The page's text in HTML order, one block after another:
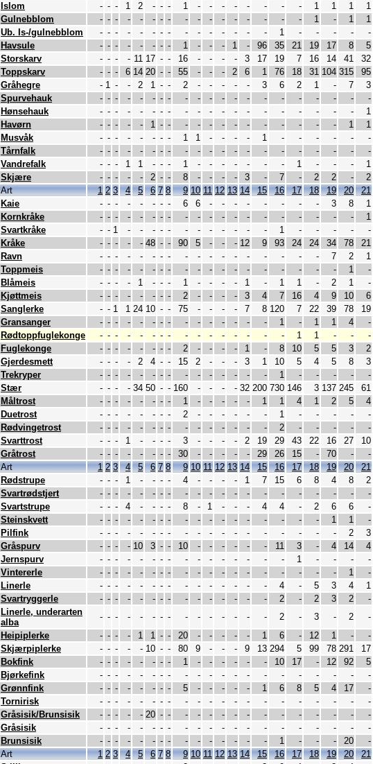
Islom - - - 1 2 - - - 1 - - - - - - - - 1 1 1 1
Gulnebblom - - - - - - - - - - - - - - - - - 1 - 1 1
Ub. Is-/gulnebblom - - - - - - - - - - - - - - - 1 - - - - -
Havsule - - - - - - - - 1 - - - 1 - 96 35 21 19 17 8 5
Storskarv - - - - 11 17 - - 16 - - - - 3 17 19 7 16 14 41 32
Toppskarv - - - 6 14 20 - - 55 - - - 2 6 1 76 18 31 104 315 95
Gråhegre - 1 - - 2 1 - - 2 - - - - - 3 6 2 1 - 7 3
Spurvehauk - - - - - - - - - - - - - - - - - - - - -
Hønsehauk - - - - - - - - - - - - - - - - - - - - 1
Havørn - - - - - 1 - - - - - - - - - - - - - 1 1
Musvåk - - - - - - - - 1 1 - - - - 1 - - - - - -
Tårnfalk - - - - - - - - - - - - - - - - - - - - -
Vandrefalk - - - 1 1 - - - 1 - - - - - - - 1 - - - 1
Skjære - - - - - 2 - - 8 - - - - 3 - 7 - 2 2 - 2
Art 1 2 3 4 5 6 7 8 9 10 11 12 13 14 15 16 17 18 19 20 21
Kaie - - - - - - - - 6 6 - - - - - - - - 3 8 1
Kornkråke - - - - - - - - - - - - - - - - - - - - 1
Svartkråke - - 1 - - - - - - - - - - - - 1 - - - - -
Kråke - - - - - 48 - - 90 5 - - - 12 9 93 24 24 34 78 21
Ravn - - - - - - - - - - - - - - - - - - 7 2 1
Toppmeis - - - - - - - - - - - - - - - - - - - 1 -
Blåmeis - - - - 1 - - - 1 - - - - 1 - 1 1 - 2 1 -
Kjøttmeis - - - - - - - - 2 - - - - 3 4 7 16 4 9 10 6
Sanglerke - - 1 1 24 10 - - 75 - - - - 7 8 120 7 22 39 78 19
Gransanger - - - - - - - - - - - - - - - 1 - 1 1 4 -
Rødtoppfuglekonge - - - - - - - - - - - - - - - - 1 1 - - -
Fuglekonge - - - - - - - - 2 - - - - 1 - 8 10 5 5 3 2
Gjerdesmett - - - - 2 4 - - 15 2 - - - 3 1 10 5 4 5 8 3
Trekryper - - - - - - - - - - - - - - - 1 - - - - -
Stær - - - - 34 50 - - 160 - - - - 32 200 730 146 3 137 245 61
Måltrost - - - - - - - - 1 - - - - - 1 1 4 1 2 5 4
Duetrost - - - - - - - - 2 - - - - - - 1 - - - - -
Rødvingetrost - - - - - - - - - - - - - - - 2 - - - - -
Svarttrost - - - 1 - - - - 3 - - - - 2 19 29 43 22 16 27 10
Gråtrost - - - - - - - - 30 - - - - - 29 26 15 - 70 - -
Art 1 2 3 4 5 6 7 8 9 10 11 12 13 14 15 16 17 18 19 20 21
Rødstrupe - - - 1 - - - - 4 - - - - 1 7 15 6 8 4 8 2
Svartrødstjert - - - - - - - - - - - - - - - - - - - - -
Svartstrupe - - - 4 - - - - 8 - 1 - - - 4 4 - 2 6 6 -
Steinskvett - - - - - - - - - - - - - - - - - - 1 1 -
Pilfink - - - - - - - - - - - - - - - - - - - 2 3
Gråspurv - - - - 10 3 - - 10 - - - - - - 11 3 - 4 14 4
Jernspurv - - - - - - - - - - - - - - - - 1 - - - -
Vintererle - - - - - - - - - - - - - - - - - - - 1 -
Linerle - - - - - - - - - - - - - - - 4 - 5 3 4 1
Svartryggerle - - - - - - - - - - - - - - - 2 - 2 3 2 -
Linerle, underarten
alba
- - - - - - - - - - - - - - - 2 - 3 - 2 -
Heipiplerke - - - - 1 1 - - 20 - - - - - 1 6 - 12 1 - -
Skjærpiplerke - - - - - 10 - - 80 9 - - - 9 13 294 5 99 78 291 17
Bokfink - - - - - - - - 1 - - - - - - 10 17 - 12 92 5
Bjørkefink - - - - - - - - - - - - - - - - - - - - -
Grønnfink - - - - - - - - 5 - - - - - 1 6 8 5 4 17 -
Tornirisk - - - - - - - - - - - - - - - - - - - - -
Gråsisik/Brunsisik - - - - - 20 - - - - - - - - - - - - - - -
Gråsisik - - - - - - - - - - - - - - - - - - - - -
Brunsisik - - - - - - - - - - - - - - - 1 - - - 20 -
Art 1 2 3 4 5 6 7 8 9 10 11 12 13 14 15 16 17 18 19 20 21